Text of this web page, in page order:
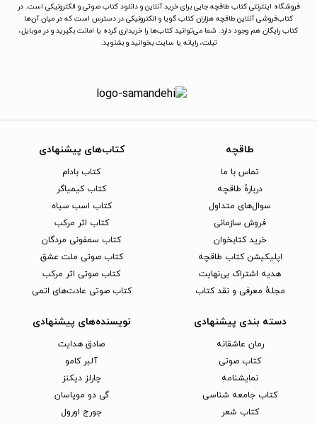
فروشگاه اینترنتی کتاب طاقچه جایی برای خرید آنلاین و دانلود کتاب صوتی و الکترونیکی است. در
کتاب‌فروشی آنلاین طاقچه هزاران کتاب گویا و الکترونیکی در دسترس است که در میان آن‌ها
کتاب رایگان هم وجود دارد. شما می‌توانید کتاب‌ها را خریداری کرده یا امانت بگیرید و در موبایل،
تبلت، رایانه یا سایت بخوانید و بشنوید.
طاقچه
تماس با ما
دربارهٔ طاقچه
سوال‌های متداول
فروش سازمانی
خرید کتابخوان
اپلیکیشن کتاب طاقچه
هدیه اشتراک بی‌نهایت
مجلهٔ معرفی و نقد کتاب
کتاب‌های پیشنهادی
کتاب بادام
کتاب کیمیاگر
کتاب اسب سیاه
کتاب اثر مرکب
کتاب سمفونی مردگان
کتاب صوتی ملت عشق
کتاب صوتی اثر مرکب
کتاب صوتی عادت‌های اتمی
دسته بندی پیشنهادی
رمان عاشقانه
کتاب‌ صوتی
نمایشنامه
کتاب جامعه شناسی
کتاب شعر
نویسنده‌های پیشنهادی
صادق هدایت
آلبر کامو
چارلز دیکنز
گی دو موپاسان
جورج اورول